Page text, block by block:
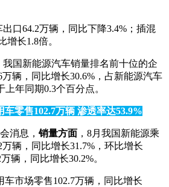
口64.2万辆，同比下降3.4%；插混
增长1.8倍。
我国新能源汽车销量排名前十位的企
辆，同比增长30.6%，占新能源汽车
年同期0.3个百分点。
车零售102.7万辆 渗透率达53.9%
消息，销量方面 ，8月我国新能源乘
辆，同比增长31.7%，环比增长
辆，同比增长30.2%。
车市场零售102.7万辆，同比增长